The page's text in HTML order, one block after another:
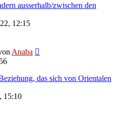
ausserhalb/zwischen den
12:15
Anaba
das sich von Orientalen
15:10